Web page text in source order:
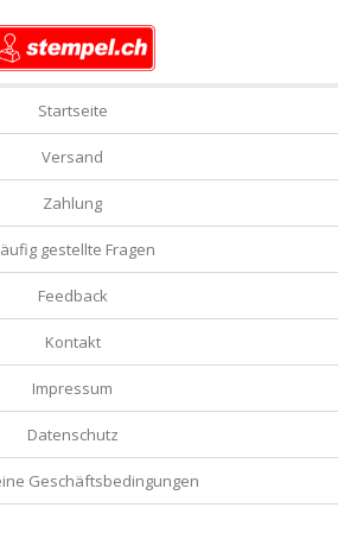
Startseite
Versand
Zahlung
gestellte Fragen
Feedback
Kontakt
Impressum
Datenschutz
Geschäftsbedingungen